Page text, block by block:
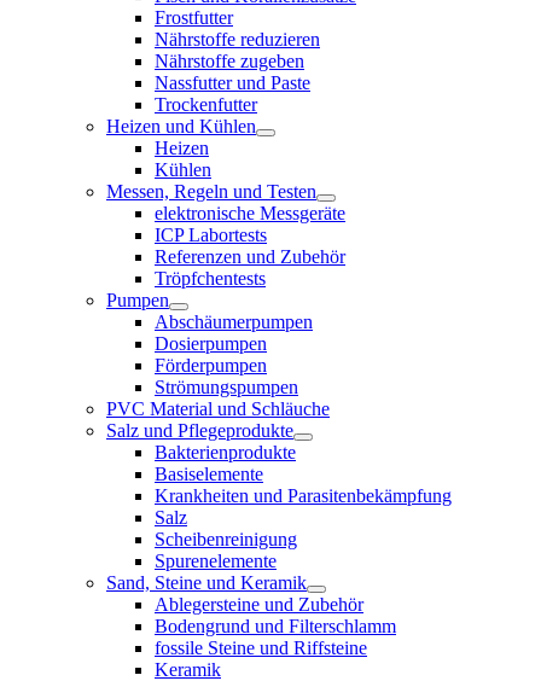
Frostfutter
Nährstoffe reduzieren
Nährstoffe zugeben
Nassfutter und Paste
Trockenfutter
Heizen und Kühlen
Heizen
Kühlen
Messen, Regeln und Testen
elektronische Messgeräte
ICP Labortests
Referenzen und Zubehör
Tröpfchentests
Pumpen
Abschäumerpumpen
Dosierpumpen
Förderpumpen
Strömungspumpen
PVC Material und Schläuche
Salz und Pflegeprodukte
Bakterienprodukte
Basiselemente
Krankheiten und Parasitenbekämpfung
Salz
Scheibenreinigung
Spurenelemente
Sand, Steine und Keramik
Ablegersteine und Zubehör
Bodengrund und Filterschlamm
fossile Steine und Riffsteine
Keramik